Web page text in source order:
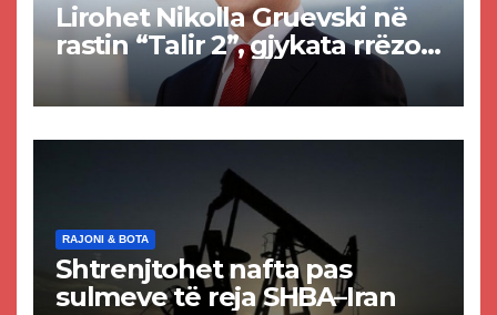
Lirohet Nikolla Gruevski në
rastin “Talir 2”, gjykata rrëzon
akuzat për ndërtimin e
paligjshëm të selisë së
RAJONI & BOTA
Shtrenjtohet nafta pas
sulmeve të reja SHBA–Iran